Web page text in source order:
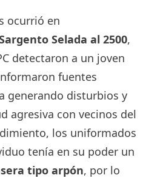
ocurrió en
Selada al 2500,
detectaron a un joven
fuentes
generando disturbios y
agresiva con vecinos del
los uniformados
tenía en su poder un
tipo arpón, por lo